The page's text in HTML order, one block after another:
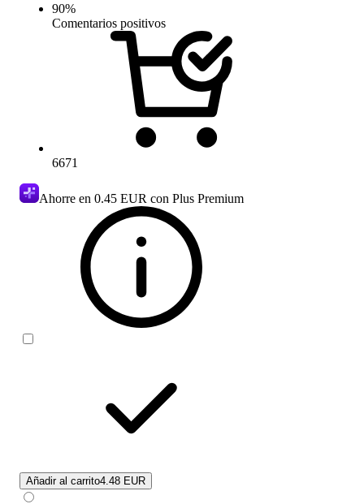
90%
Comentarios positivos
6671
Ahorre en 0.45 EUR con Plus Premium
Añadir al carrito4.48 EUR